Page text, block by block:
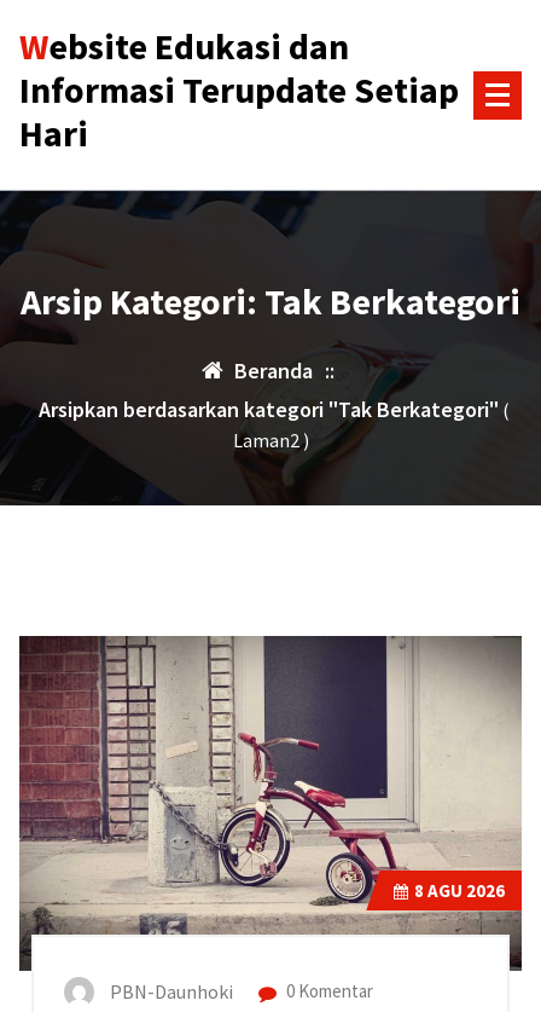
konten
Website Edukasi dan
Informasi Terupdate Setiap
Hari
Arsip Kategori: Tak Berkategori
Beranda ::
Arsipkan berdasarkan kategori "Tak Berkategori" (
Laman2 )
8 AGU 2026
PBN-Daunhoki 0 Komentar